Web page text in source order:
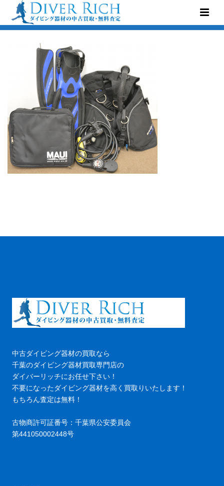
中古ダイビング器材の買取なら
千葉のダイビング器材買取専門店の
ダイバーリッチにお任せ下さい！
不要になったダイビング器材を高く買取りいたします！
もちろん査定は無料！
古物商許可証番号：千葉県公安委員会
第441050002448号